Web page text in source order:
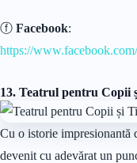
ⓕ Facebook:
https://
13. Teatrul pentru Copii
Cu o istorie impresionantă
devenit cu adevărat un